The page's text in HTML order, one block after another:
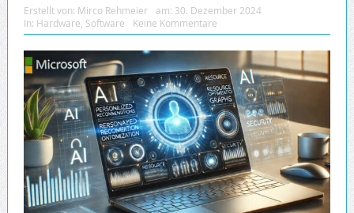
Erstellt von: Mirco Rehmeier am: 30. Dezember 2024
In: Hardware Software Keine Kommentare